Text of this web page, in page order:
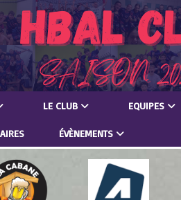
LE CLUB EQUIPES
ÉVÈNEMENTS